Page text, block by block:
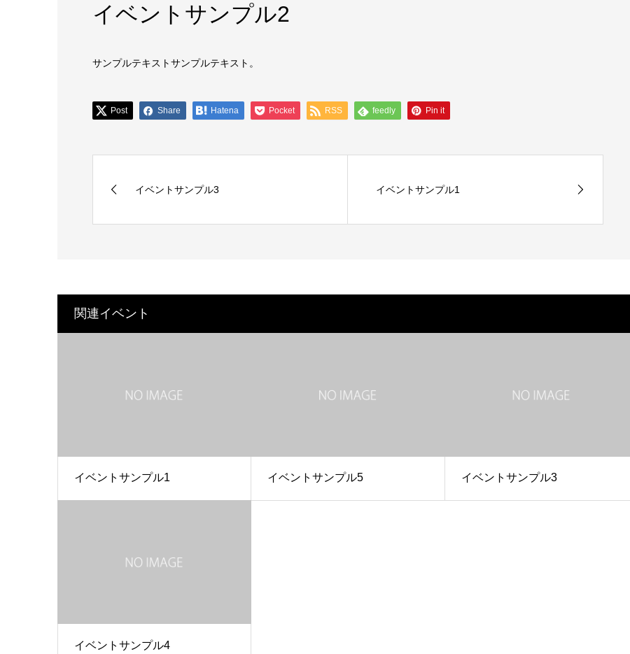
イベントサンプル2
サンプルテキストサンプルテキスト。
Post Share Hatena Pocket RSS feedly Pin it
イベントサンプル3 イベントサンプル1
関連イベント
イベントサンプル1 イベントサンプル5 イベントサンプル3
イベントサンプル4